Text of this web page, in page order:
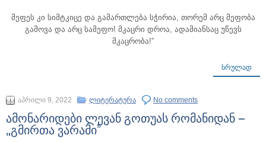
მეფეს კი სიმტკიცე და გამართლება სჭირია, თორემ არც მეფობა
გამოვა და არც სამეფო! მკაცრი დროა, ადამიანსაც უწევს
მკაცრობა!”
ᲡᲠᲣᲚᲐᲓ
აპრილი 9, 2022 ლიტერატურა No comments
ამონარიდები ლევან გოთუას რომანიდან –
„გმირთა ვარამი”